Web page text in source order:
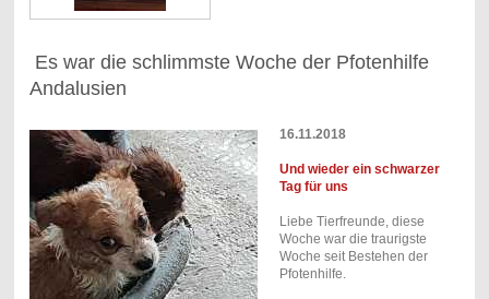
Es war die schlimmste Woche der Pfotenhilfe
Andalusien
16.11.2018
Und wieder ein schwarzer
Tag für uns
Liebe Tierfreunde, diese
Woche war die traurigste
Woche seit Bestehen der
Pfotenhilfe.